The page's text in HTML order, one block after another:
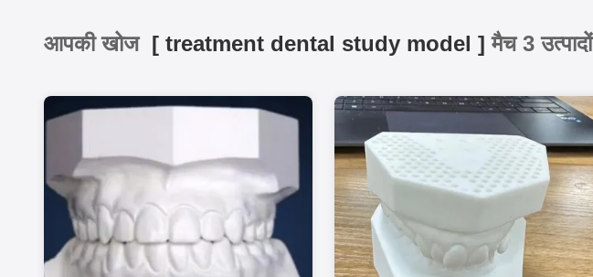
आपकी खोज [ treatment dental study model ] मैच 3 उत्पादों